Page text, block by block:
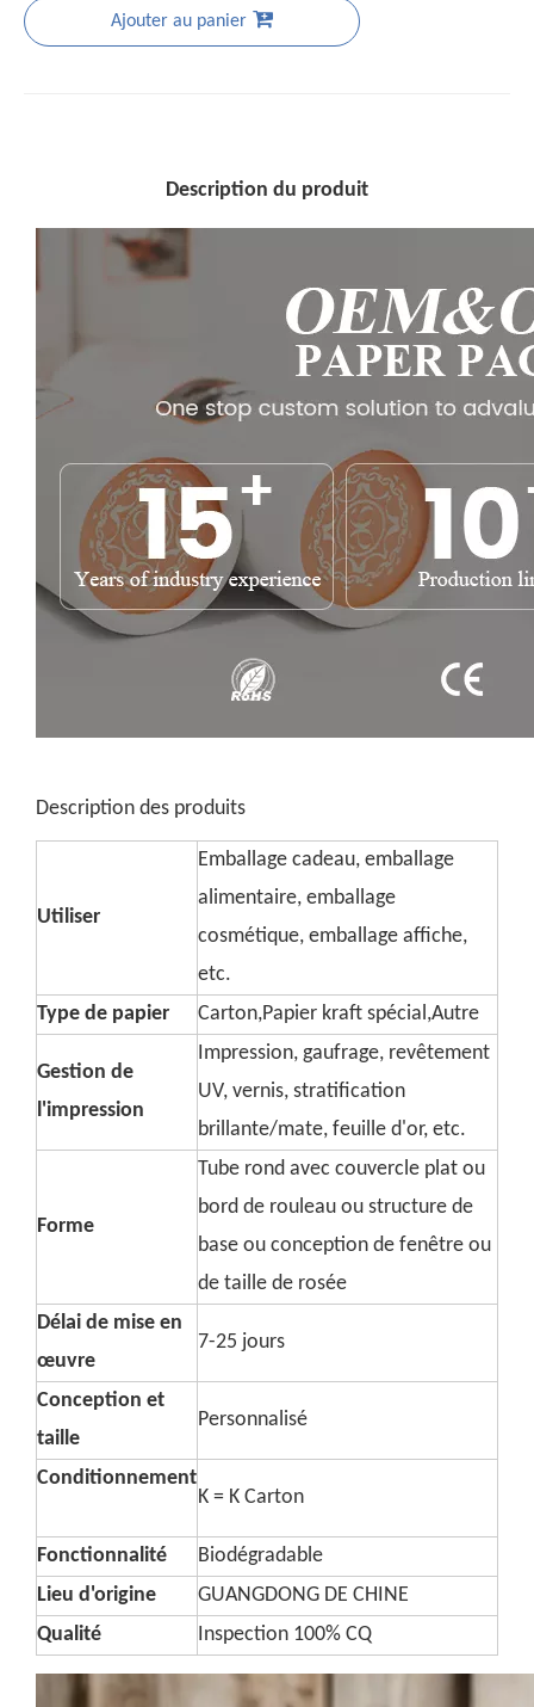
Ajouter au panier
Description du produit
Description des produits
Utiliser
Emballage cadeau, emballage
alimentaire, emballage
cosmétique, emballage affiche,
etc.
Type de papier
Carton,Papier kraft spécial,Autre
Gestion de
l'impression
Impression, gaufrage, revêtement
UV, vernis, stratification
brillante/mate, feuille d'or, etc.
Forme
Tube rond avec couvercle plat ou
bord de rouleau ou structure de
base ou conception de fenêtre ou
de taille de rosée
Délai de mise en
œuvre
7-25 jours
Conception et
taille
Personnalisé
Conditionnement
K = K Carton
Fonctionnalité
Biodégradable
Lieu d'origine
GUANGDONG DE CHINE
Qualité
Inspection 100% CQ